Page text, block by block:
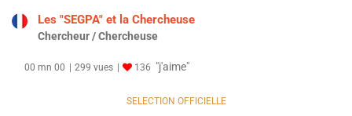
Les "SEGPA" et la Chercheuse
Chercheur / Chercheuse
00 mn 00 299 vues 136 "j'aime"
SELECTION OFFICIELLE